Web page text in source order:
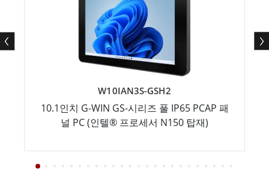
W10IAN3S-GSH2
10.1인치 G-WIN GS-시리즈 풀 IP65 PCAP 패
널 PC (인텔® 프로세서 N150 탑재)